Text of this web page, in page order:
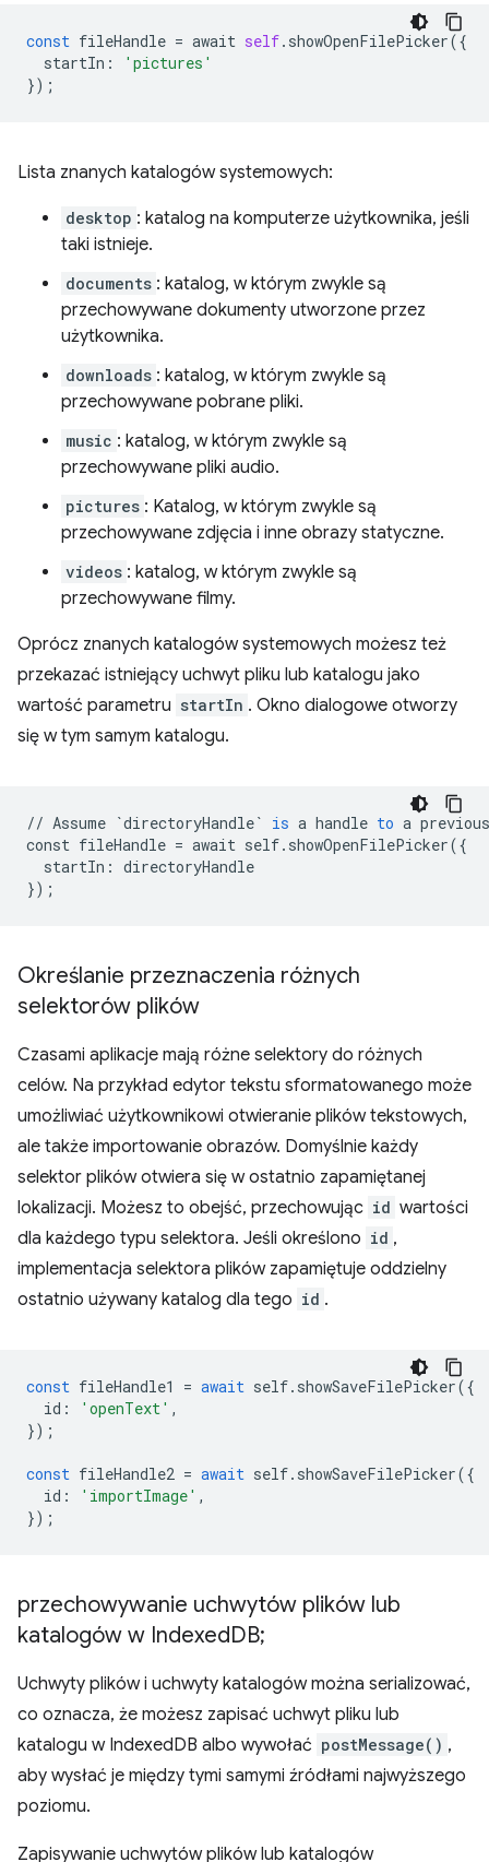
const fileHandle = await self. showOpenFilePicker({
startIn :
'pictures'
});
Lista znanych katalogów systemowych:
desktop : katalog na komputerze użytkownika, jeśli
taki istnieje.
documents : katalog, w którym zwykle są
przechowywane dokumenty utworzone przez
użytkownika.
downloads : katalog, w którym zwykle są
przechowywane pobrane pliki.
music : katalog, w którym zwykle są
przechowywane pliki audio.
pictures : Katalog, w którym zwykle są
przechowywane zdjęcia i inne obrazy statyczne.
videos : katalog, w którym zwykle są
przechowywane filmy.
Oprócz znanych katalogów systemowych możesz też
przekazać istniejący uchwyt pliku lub katalogu jako
wartość parametru startIn . Okno dialogowe otworzy
się w tym samym katalogu.
// Assume `directoryHandle` is a handle to a
const fileHandle = await self. showOpenFilePicker({
startIn : directoryHandle
});
Określanie przeznaczenia różnych
selektorów plików
Czasami aplikacje mają różne selektory do różnych
celów. Na przykład edytor tekstu sformatowanego może
umożliwiać użytkownikowi otwieranie plików tekstowych,
ale także importowanie obrazów. Domyślnie każdy
selektor plików otwiera się w ostatnio zapamiętanej
lokalizacji. Możesz to obejść, przechowując id wartości
dla każdego typu selektora. Jeśli określono id ,
implementacja selektora plików zapamiętuje oddzielny
ostatnio używany katalog dla tego id .
const fileHandle1 = await self. showSaveFilePicker({
id : 'openText' ,
});
const fileHandle2 = await self. showSaveFilePicker({
id : 'importImage' ,
});
przechowywanie uchwytów plików lub
katalogów w IndexedDB;
Uchwyty plików i uchwyty katalogów można serializować,
co oznacza, że możesz zapisać uchwyt pliku lub
katalogu w IndexedDB albo wywołać postMessage() ,
aby wysłać je między tymi samymi źródłami najwyższego
poziomu.
Zapisywanie uchwytów plików lub katalogów